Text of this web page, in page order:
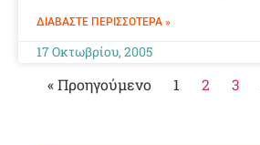
ΔΙΑΒΆΣΤΕ ΠΕΡΙΣΣΌΤΕΡΑ »
17 Οκτωβρίου, 2005
« Προηγούμενο 1 2 3